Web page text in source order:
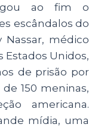
ao fim o
escândalos do
Nassar, médico
Estados Unidos,
de prisão por
150 meninas,
americana.
mídia, uma